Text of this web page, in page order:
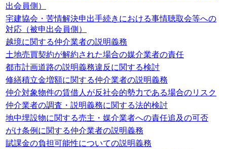
出会員側）
宅建協会・苦情解決申出手続きにおける事情聴取会等への
対応（被申出会員側）
越境に関する仲介業者の説明義務
土地売買契約が解約された場合の媒介業者の責任
都市計画道路の説明義務違反に関する検討
修繕積立金増額に関する仲介業者の説明義務
仲介対象物件の賃借人が反社会的勢力である場合のリスク
仲介業者の調査・説明義務に関する法的検討
地中埋設物に関する売主・媒介業者への責任追及の可否
がけ条例に関する仲介業者の説明義務
賦課金の負担可能性についての説明義務